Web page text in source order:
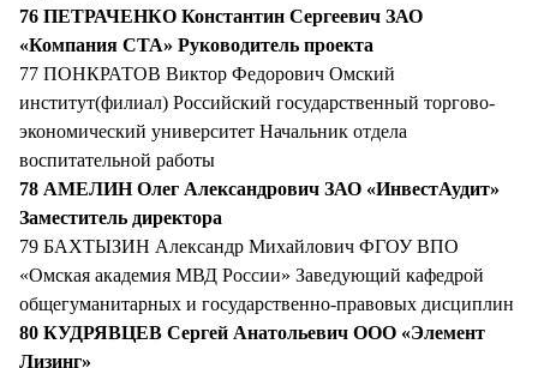
76 ПЕТРАЧЕНКО Константин Сергеевич ЗАО
«Компания СТА» Руководитель проекта
77 ПОНКРАТОВ Виктор Федорович Омский
институт(филиал) Российский государственный торгово-
экономический университет Начальник отдела
воспитательной работы
78 АМЕЛИН Олег Александрович ЗАО «ИнвестАудит»
Заместитель директора
79 БАХТЫЗИН Александр Михайлович ФГОУ ВПО
«Омская академия МВД России» Заведующий кафедрой
общегуманитарных и государственно-правовых дисциплин
80 КУДРЯВЦЕВ Сергей Анатольевич ООО «Элемент
Лизинг»